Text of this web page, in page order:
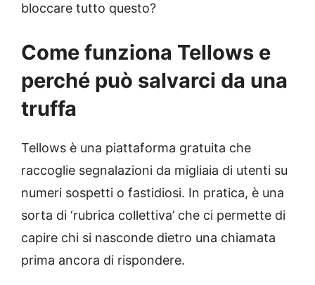
bloccare tutto questo?
Come funziona Tellows e
perché può salvarci da una
truffa
Tellows è una piattaforma gratuita che
raccoglie segnalazioni da migliaia di utenti su
numeri sospetti o fastidiosi. In pratica, è una
sorta di ‘rubrica collettiva’ che ci permette di
capire chi si nasconde dietro una chiamata
prima ancora di rispondere.